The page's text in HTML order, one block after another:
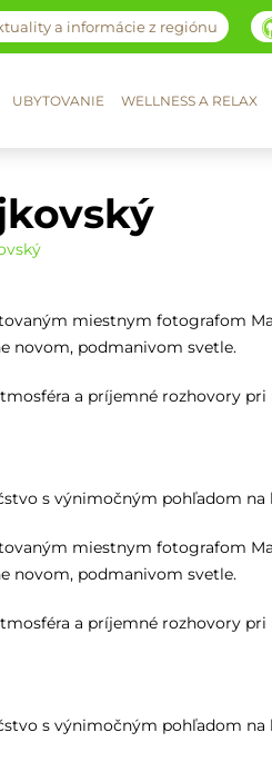
a informácie z regiónu
UBYTOVANIE WELLNESS A RELAX
miestnym fotografom
novom, podmanivom svetle.
a príjemné rozhovory
s výnimočným pohľadom na
miestnym fotografom
novom, podmanivom svetle.
a príjemné rozhovory
s výnimočným pohľadom na